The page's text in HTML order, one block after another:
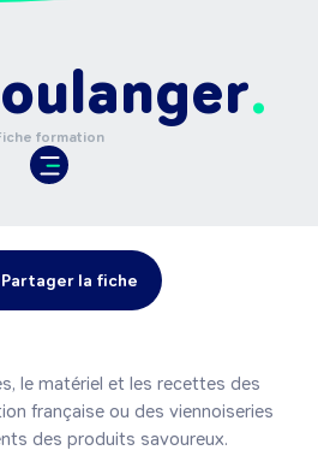
formation
Partager la fiche
le matériel et les recettes des
française ou des viennoiseries